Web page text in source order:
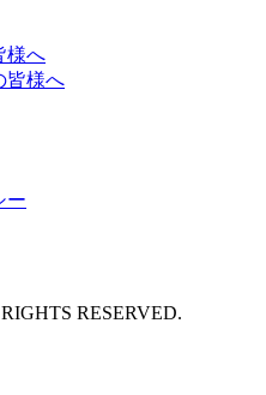
様へ
皆様へ
ー
RESERVED.